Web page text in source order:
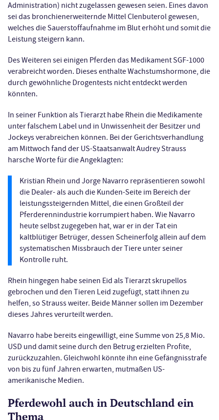
Administration) nicht zugelassen gewesen seien. Eines davon
sei das bronchienerweiternde Mittel Clenbuterol gewesen,
welches die Sauerstoffaufnahme im Blut erhöht und somit die
Leistung steigern kann.
Des Weiteren sei einigen Pferden das Medikament SGF-1000
verabreicht worden. Dieses enthalte Wachstumshormone, die
durch gewöhnliche Drogentests nicht entdeckt werden
könnten.
In seiner Funktion als Tierarzt habe Rhein die Medikamente
unter falschem Label und in Unwissenheit der Besitzer und
Jockeys verabreichen können. Bei der Gerichtsverhandlung
am Mittwoch fand der US-Staatsanwalt Audrey Strauss
harsche Worte für die Angeklagten:
Kristian Rhein und Jorge Navarro repräsentieren sowohl
die Dealer- als auch die Kunden-Seite im Bereich der
leistungssteigernden Mittel, die einen Großteil der
Pferderennindustrie korrumpiert haben. Wie Navarro
heute selbst zugegeben hat, war er in der Tat ein
kaltblütiger Betrüger, dessen Scheinerfolg allein auf dem
systematischen Missbrauch der Tiere unter seiner
Kontrolle ruht.
Rhein hingegen habe seinen Eid als Tierarzt skrupellos
gebrochen und den Tieren Leid zugefügt, statt ihnen zu
helfen, so Strauss weiter. Beide Männer sollen im Dezember
dieses Jahres verurteilt werden.
Navarro habe bereits eingewilligt, eine Summe von 25,8 Mio.
USD und damit seine durch den Betrug erzielten Profite,
zurückzuzahlen. Gleichwohl könnte ihn eine Gefängnisstrafe
von bis zu fünf Jahren erwarten, mutmaßen US-
amerikanische Medien.
Pferdewohl auch in Deutschland ein
Thema